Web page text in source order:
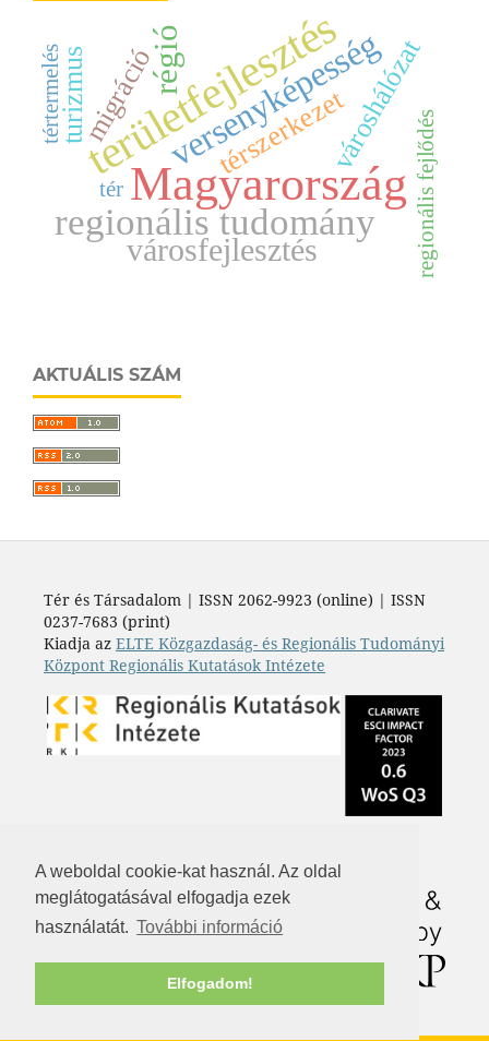
A weboldal cookie-kat használ. Az oldal
meglátogatásával elfogadja ezek
használatát. További információ
Elfogadom!
Magyarország
területfejlesztés
regionális tudomány
versenyképesség
régió
városfejlesztés
városhálózat
migráció
turizmus térszerkezet regionális fejlődés
tér
tértermelés
AKTUÁLIS SZÁM
Tér és Társadalom | ISSN 2062-9923 (online) | ISSN
0237-7683 (print)
Kiadja az ELTE Közgazdaság- és Regionális Tudományi
Központ Regionális Kutatások Intézete